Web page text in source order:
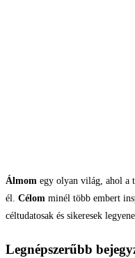
Álmom egy olyan világ, ahol a
él. Célom minél több embert
céltudatosak és sikeresek
Legnépszerűbb